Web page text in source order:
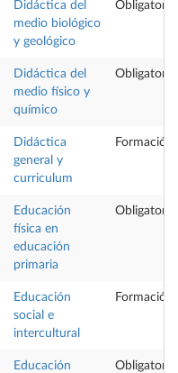
Didáctica del
medio biológico
y geológico
Obligatoria
Didáctica del
medio físico y
químico
Obligatoria
Didáctica
general y
curriculum
Formación
Educación
física en
educación
primaria
Obligatoria
Educación
social e
intercultural
Formación
Educación
Obligatoria